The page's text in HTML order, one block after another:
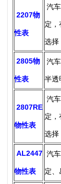
2207物
性表
汽
定，
选择
2805物
性表
汽
半透
2807RE
物性表
汽
定，
选择
AL2447
物性表
汽
定、